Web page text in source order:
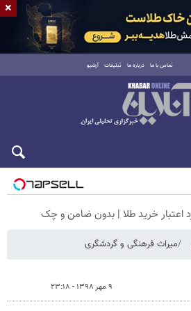
تماس با ما درباره ما تبلیغات آرشیو
میراث فرهنگی و گردشگری
۹ مهر ۱۳۹۸ - ۲۳:۱۸
×